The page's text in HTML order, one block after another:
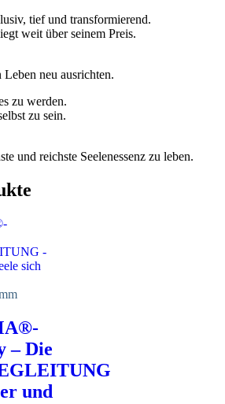
tief und transformierend.
weit über seinem Preis.
neu ausrichten.
zu werden.
zu sein.
und reichste Seelenessenz zu leben.
– Die
und